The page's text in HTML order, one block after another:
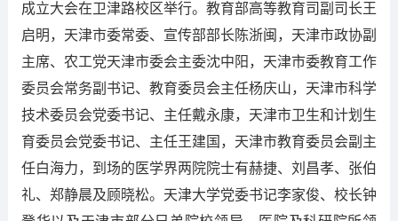
成立大会在卫津路校区举行。教育部高等教育司副司长王
启明，天津市委常委、宣传部部长陈浙闽，天津市政协副
主席、农工党天津市委会主委沈中阳，天津市委教育工作
委员会常务副书记、教育委员会主任杨庆山，天津市科学
技术委员会党委书记、主任戴永康，天津市卫生和计划生
育委员会党委书记、主任王建国，天津市教育委员会副主
任白海力，到场的医学界两院院士有赫捷、刘昌孝、张伯
礼、郑静晨及顾晓松。天津大学党委书记李家俊、校长钟